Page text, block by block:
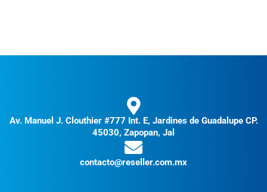
Av. Manuel J. Clouthier #777 Int. E, Jardines de Guadalupe CP.
45030, Zapopan, Jal
contacto@reseller.com.mx